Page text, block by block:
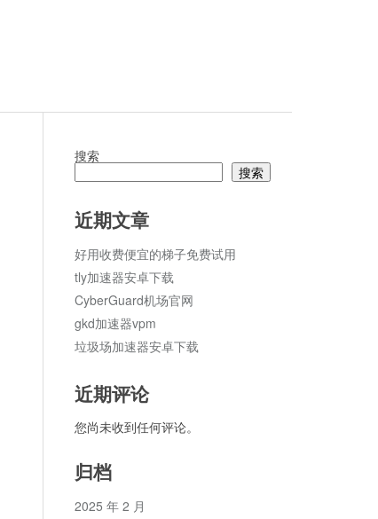
搜索
搜索
近期文章
好用收费便宜的梯子免费试用
tly加速器安卓下载
CyberGuard机场官网
gkd加速器vpm
垃圾场加速器安卓下载
近期评论
您尚未收到任何评论。
归档
2025 年 2 月